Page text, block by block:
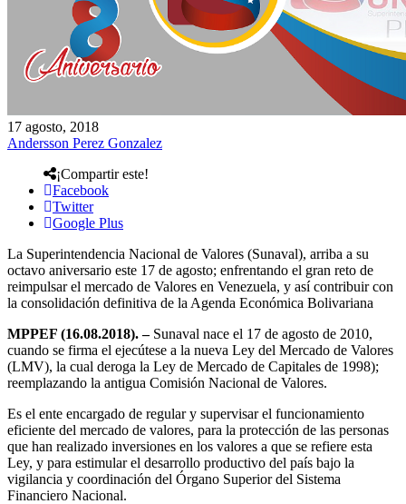
17 agosto, 2018
Andersson Perez Gonzalez
¡Compartir este!
Facebook
Twitter
Google Plus
La Superintendencia Nacional de Valores (Sunaval), arriba a su
octavo aniversario este 17 de agosto; enfrentando el gran reto de
reimpulsar el mercado de Valores en Venezuela, y así contribuir con
la consolidación definitiva de la Agenda Económica Bolivariana
MPPEF (16.08.2018). – Sunaval nace el 17 de agosto de 2010,
cuando se firma el ejecútese a la nueva Ley del Mercado de Valores
(LMV), la cual deroga la Ley de Mercado de Capitales de 1998);
reemplazando la antigua Comisión Nacional de Valores.
Es el ente encargado de regular y supervisar el funcionamiento
eficiente del mercado de valores, para la protección de las personas
que han realizado inversiones en los valores a que se refiere esta
Ley, y para estimular el desarrollo productivo del país bajo la
vigilancia y coordinación del Órgano Superior del Sistema
Financiero Nacional.